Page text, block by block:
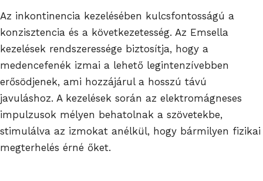
Az inkontinencia kezelésében kulcsfontosságú a
konzisztencia és a következetesség. Az Emsella
kezelések rendszeressége biztosítja, hogy a
medencefenék izmai a lehető legintenzívebben
erősödjenek, ami hozzájárul a hosszú távú
javuláshoz. A kezelések során az elektromágneses
impulzusok mélyen behatolnak a szövetekbe,
stimulálva az izmokat anélkül, hogy bármilyen fizikai
megterhelés érné őket.